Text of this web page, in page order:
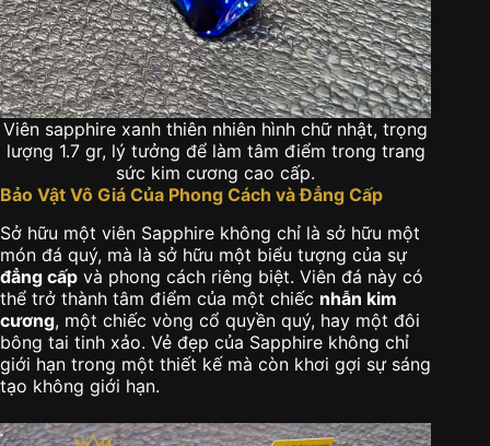
Viên sapphire xanh thiên nhiên hình chữ nhật, trọng
lượng 1.7 gr, lý tưởng để làm tâm điểm trong trang
sức kim cương cao cấp.
Bảo Vật Vô Giá Của Phong Cách và Đẳng Cấp
Sở hữu một viên Sapphire không chỉ là sở hữu một
món đá quý, mà là sở hữu một biểu tượng của sự
đẳng cấp và phong cách riêng biệt. Viên đá này có
thể trở thành tâm điểm của một chiếc nhẫn kim
cương, một chiếc vòng cổ quyền quý, hay một đôi
bông tai tinh xảo. Vẻ đẹp của Sapphire không chỉ
giới hạn trong một thiết kế mà còn khơi gợi sự sáng
tạo không giới hạn.